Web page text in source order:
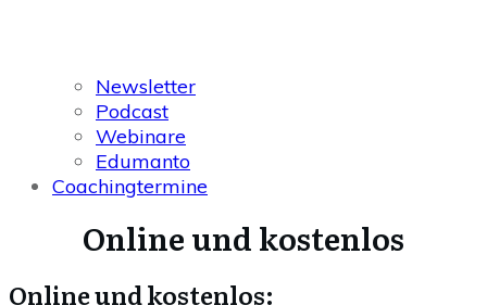
Newsletter
Podcast
Webinare
Edumanto
Coachingtermine
Online und kostenlos
Online und kostenlos: